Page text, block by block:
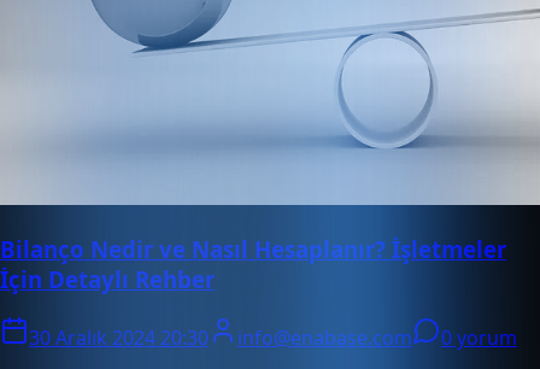
Bilanço Nedir ve Nasıl Hesaplanır? İşletmeler
İçin Detaylı Rehber
30 Aralık 2024 20:30 info@enabase.com
0 yorum